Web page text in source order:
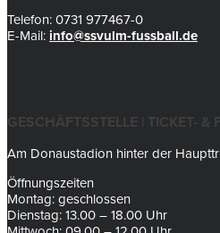
Telefon: 0731 977467-0
E-Mail: info@ssvulm-fussball.de
GESCHÄFTSSTELLE | TICKET- &
Am Donaustadion hinter der
Öffnungszeiten
Montag: geschlossen
Dienstag: 13.00 – 18.00 Uhr